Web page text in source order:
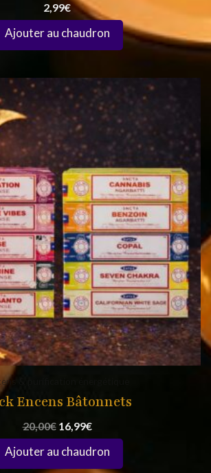
2,99€
& purification énergétique
Encens Bâtonnets
20,00€
Le
prix
initial
était :
16,99€
Le
actuel
est :
16,99€.